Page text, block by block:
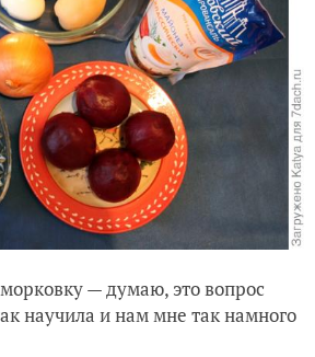
— думаю, это вопрос
научила и нам мне так намного